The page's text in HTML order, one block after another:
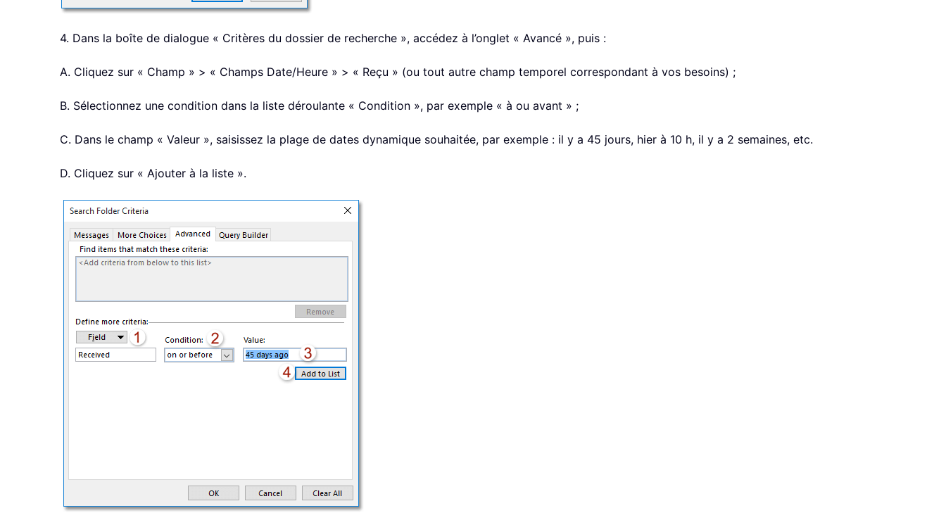
4. Dans la boîte de dialogue « Critères du dossier de recherche », accédez à l’onglet « Avancé », puis :
A. Cliquez sur « Champ » > « Champs Date/Heure » > « Reçu » (ou tout autre champ temporel correspondant à vos besoins) ;
B. Sélectionnez une condition dans la liste déroulante « Condition », par exemple « à ou avant » ;
C. Dans le champ « Valeur », saisissez la plage de dates dynamique souhaitée, par exemple : il y a 45 jours, hier à 10 h, il y a 2 semaines, etc.
D. Cliquez sur « Ajouter à la liste ».